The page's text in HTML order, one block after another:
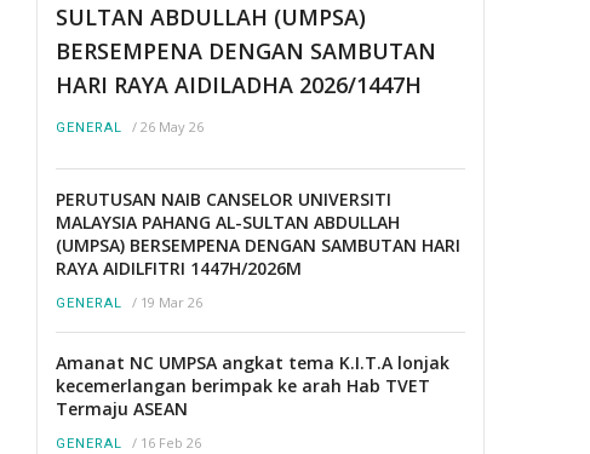
SULTAN ABDULLAH (UMPSA)
BERSEMPENA DENGAN SAMBUTAN
HARI RAYA AIDILADHA 2026/1447H
GENERAL / 26 May 26
PERUTUSAN NAIB CANSELOR UNIVERSITI
MALAYSIA PAHANG AL-SULTAN ABDULLAH
(UMPSA) BERSEMPENA DENGAN SAMBUTAN HARI
RAYA AIDILFITRI 1447H/2026M
GENERAL / 19 Mar 26
Amanat NC UMPSA angkat tema K.I.T.A lonjak
kecemerlangan berimpak ke arah Hab TVET
Termaju ASEAN
GENERAL / 16 Feb 26